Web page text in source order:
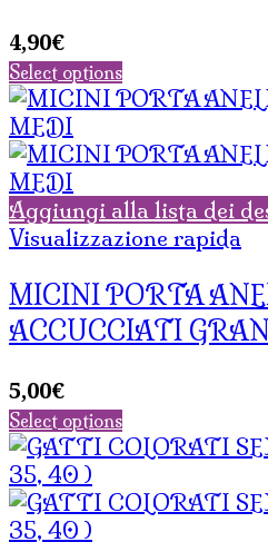
4,90€
Select options
Aggiungi alla lista dei
Visualizzazione rapida
MICINI PORTA
ACCUCCIATI
5,00€
Select options